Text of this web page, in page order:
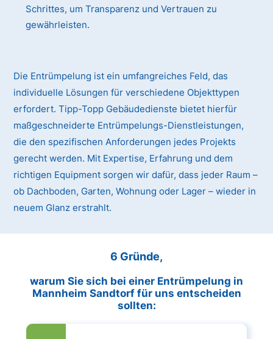
Schrittes, um Transparenz und Vertrauen zu
gewährleisten.
Die Entrümpelung ist ein umfangreiches Feld, das
individuelle Lösungen für verschiedene Objekttypen
erfordert. Tipp-Topp Gebäudedienste bietet hierfür
maßgeschneiderte Entrümpelungs-Dienstleistungen,
die den spezifischen Anforderungen jedes Projekts
gerecht werden. Mit Expertise, Erfahrung und dem
richtigen Equipment sorgen wir dafür, dass jeder Raum –
ob Dachboden, Garten, Wohnung oder Lager – wieder in
neuem Glanz erstrahlt.
6 Gründe,
warum Sie sich bei einer Entrümpelung in
Mannheim Sandtorf für uns entscheiden
sollten: